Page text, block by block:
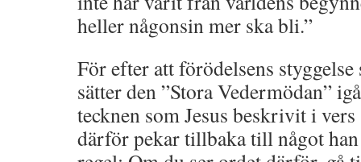
heller någonsin mer ska bli.”
För efter att förödelsens
sätter den ”Stora Vedermödan”
tecknen som Jesus beskrivit i
därför pekar tillbaka till något